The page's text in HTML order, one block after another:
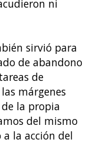
ni
sirvió para
de abandono
de
márgenes
la propia
del mismo
la acción del